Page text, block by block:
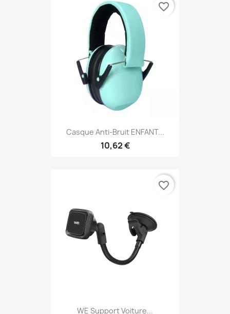
Casque Anti-Bruit ENFANT...
10,62 €
favorite_border
WE Support Voiture...
favorite_border